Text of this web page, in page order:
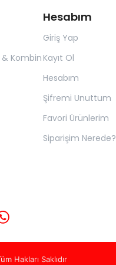
Kombin
Hesabım
Giriş Yap
Kayıt Ol
Hesabım
Şifremi Unuttum
Favori Ürünlerim
Siparişim Nerede?
Hakları Saklıdır